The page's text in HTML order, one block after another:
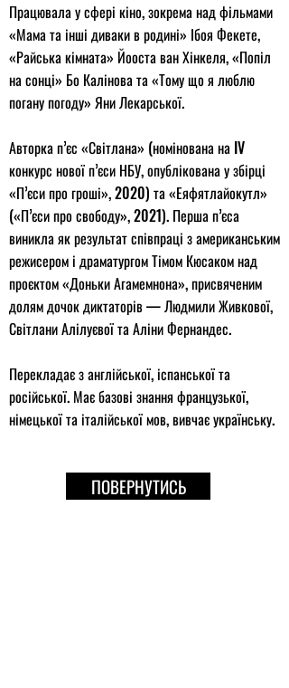
Працювала у сфері кіно, зокрема над фільмами
«Мама та інші диваки в родині» Ібоя Фекете,
«Райська кімната» Йооста ван Хінкеля, «Попіл
на сонці» Бо Калінова та «Тому що я люблю
погану погоду» Яни Лекарської.
Авторка п’єс «Світлана» (номінована на IV
конкурс нової п’єси НБУ, опублікована у збірці
«П’єси про гроші», 2020) та «Еяфятлайокутл»
(«П’єси про свободу», 2021). Перша п’єса
виникла як результат співпраці з американським
режисером і драматургом Тімом Кюсаком над
проєктом «Доньки Агамемнона», присвяченим
долям дочок диктаторів — Людмили Живкової,
Світлани Алілуєвої та Аліни Фернандес.
Перекладає з англійської, іспанської та
російської. Має базові знання французької,
німецької та італійської мов, вивчає українську.
ПОВЕРНУТИСЬ